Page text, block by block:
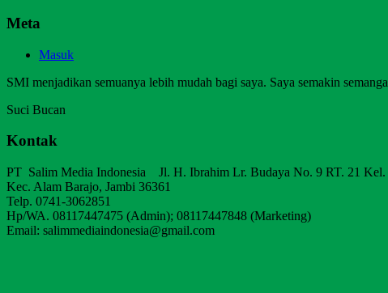
Meta
Masuk
SMI menjadikan semuanya lebih mudah bagi saya. Saya semakin
Suci Bucan
Kontak
PT Salim Media Indonesia Jl. H. Ibrahim Lr. Budaya No. 9 RT. 21 Kel.
Kec. Alam Barajo, Jambi 36361
Telp. 0741-3062851
Hp/WA. 08117447475 (Admin); 08117447848 (Marketing)
Email: salimmediaindonesia@gmail.com